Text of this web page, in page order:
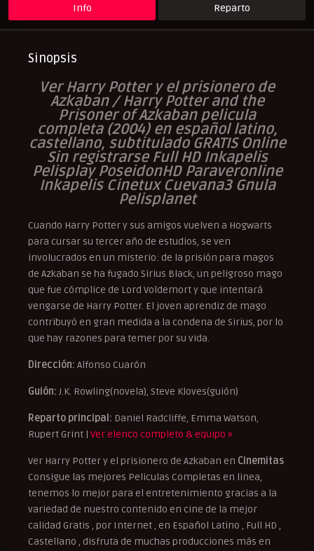
Info Reparto
Sinopsis
Ver Harry Potter y el prisionero de
Azkaban / Harry Potter and the
Prisoner of Azkaban pelicula
completa (2004) en español latino,
castellano, subtitulado GRATIS Online
Sin registrarse Full HD Inkapelis
Pelisplay PoseidonHD Paraveronline
Inkapelis Cinetux Cuevana3 Gnula
Pelisplanet
Cuando Harry Potter y sus amigos vuelven a Hogwarts
para cursar su tercer año de estudios, se ven
involucrados en un misterio: de la prisión para magos
de Azkaban se ha fugado Sirius Black, un peligroso mago
que fue cómplice de Lord Voldemort y que intentará
vengarse de Harry Potter. El joven aprendiz de mago
contribuyó en gran medida a la condena de Sirius, por lo
que hay razones para temer por su vida.
Dirección: Alfonso Cuarón
Guión: J.K. Rowling(novela), Steve Kloves(guión)
Reparto principal: Daniel Radcliffe, Emma Watson,
Rupert Grint | Ver elenco completo & equipo »
Ver Harry Potter y el prisionero de Azkaban en Cinemitas
Consigue las mejores Peliculas Completas en linea,
tenemos lo mejor para el entretenimiento gracias a la
variedad de nuestro contenido en cine de la mejor
calidad Gratis , por Internet , en Español Latino , Full HD ,
Castellano , disfruta de muchas producciones más en